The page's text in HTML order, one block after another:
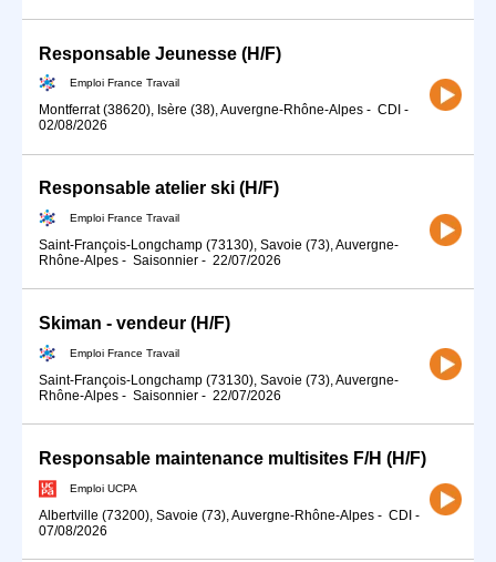
Responsable Jeunesse (H/F)
Emploi France Travail
Montferrat (38620), Isère (38), Auvergne-Rhône-Alpes - CDI -
02/08/2026
Responsable atelier ski (H/F)
Emploi France Travail
Saint-François-Longchamp (73130), Savoie (73), Auvergne-
Rhône-Alpes - Saisonnier - 22/07/2026
Skiman - vendeur (H/F)
Emploi France Travail
Saint-François-Longchamp (73130), Savoie (73), Auvergne-
Rhône-Alpes - Saisonnier - 22/07/2026
Responsable maintenance multisites F/H (H/F)
Emploi UCPA
Albertville (73200), Savoie (73), Auvergne-Rhône-Alpes - CDI -
07/08/2026